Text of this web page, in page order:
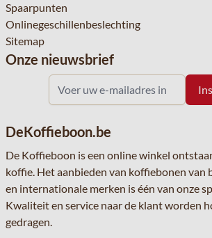
Spaarpunten
Onlinegeschillenbeslechting
Sitemap
Onze nieuwsbrief
DeKoffieboon.be
De Koffieboon is een online winkel
koffie. Het aanbieden van koffiebonen van
en internationale merken is één van onze
Kwaliteit en service naar de klant worden
gedragen.